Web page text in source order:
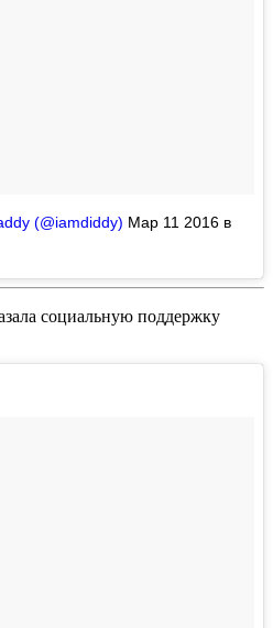
(@iamdiddy) Мар 11 2016 в
социальную поддержку